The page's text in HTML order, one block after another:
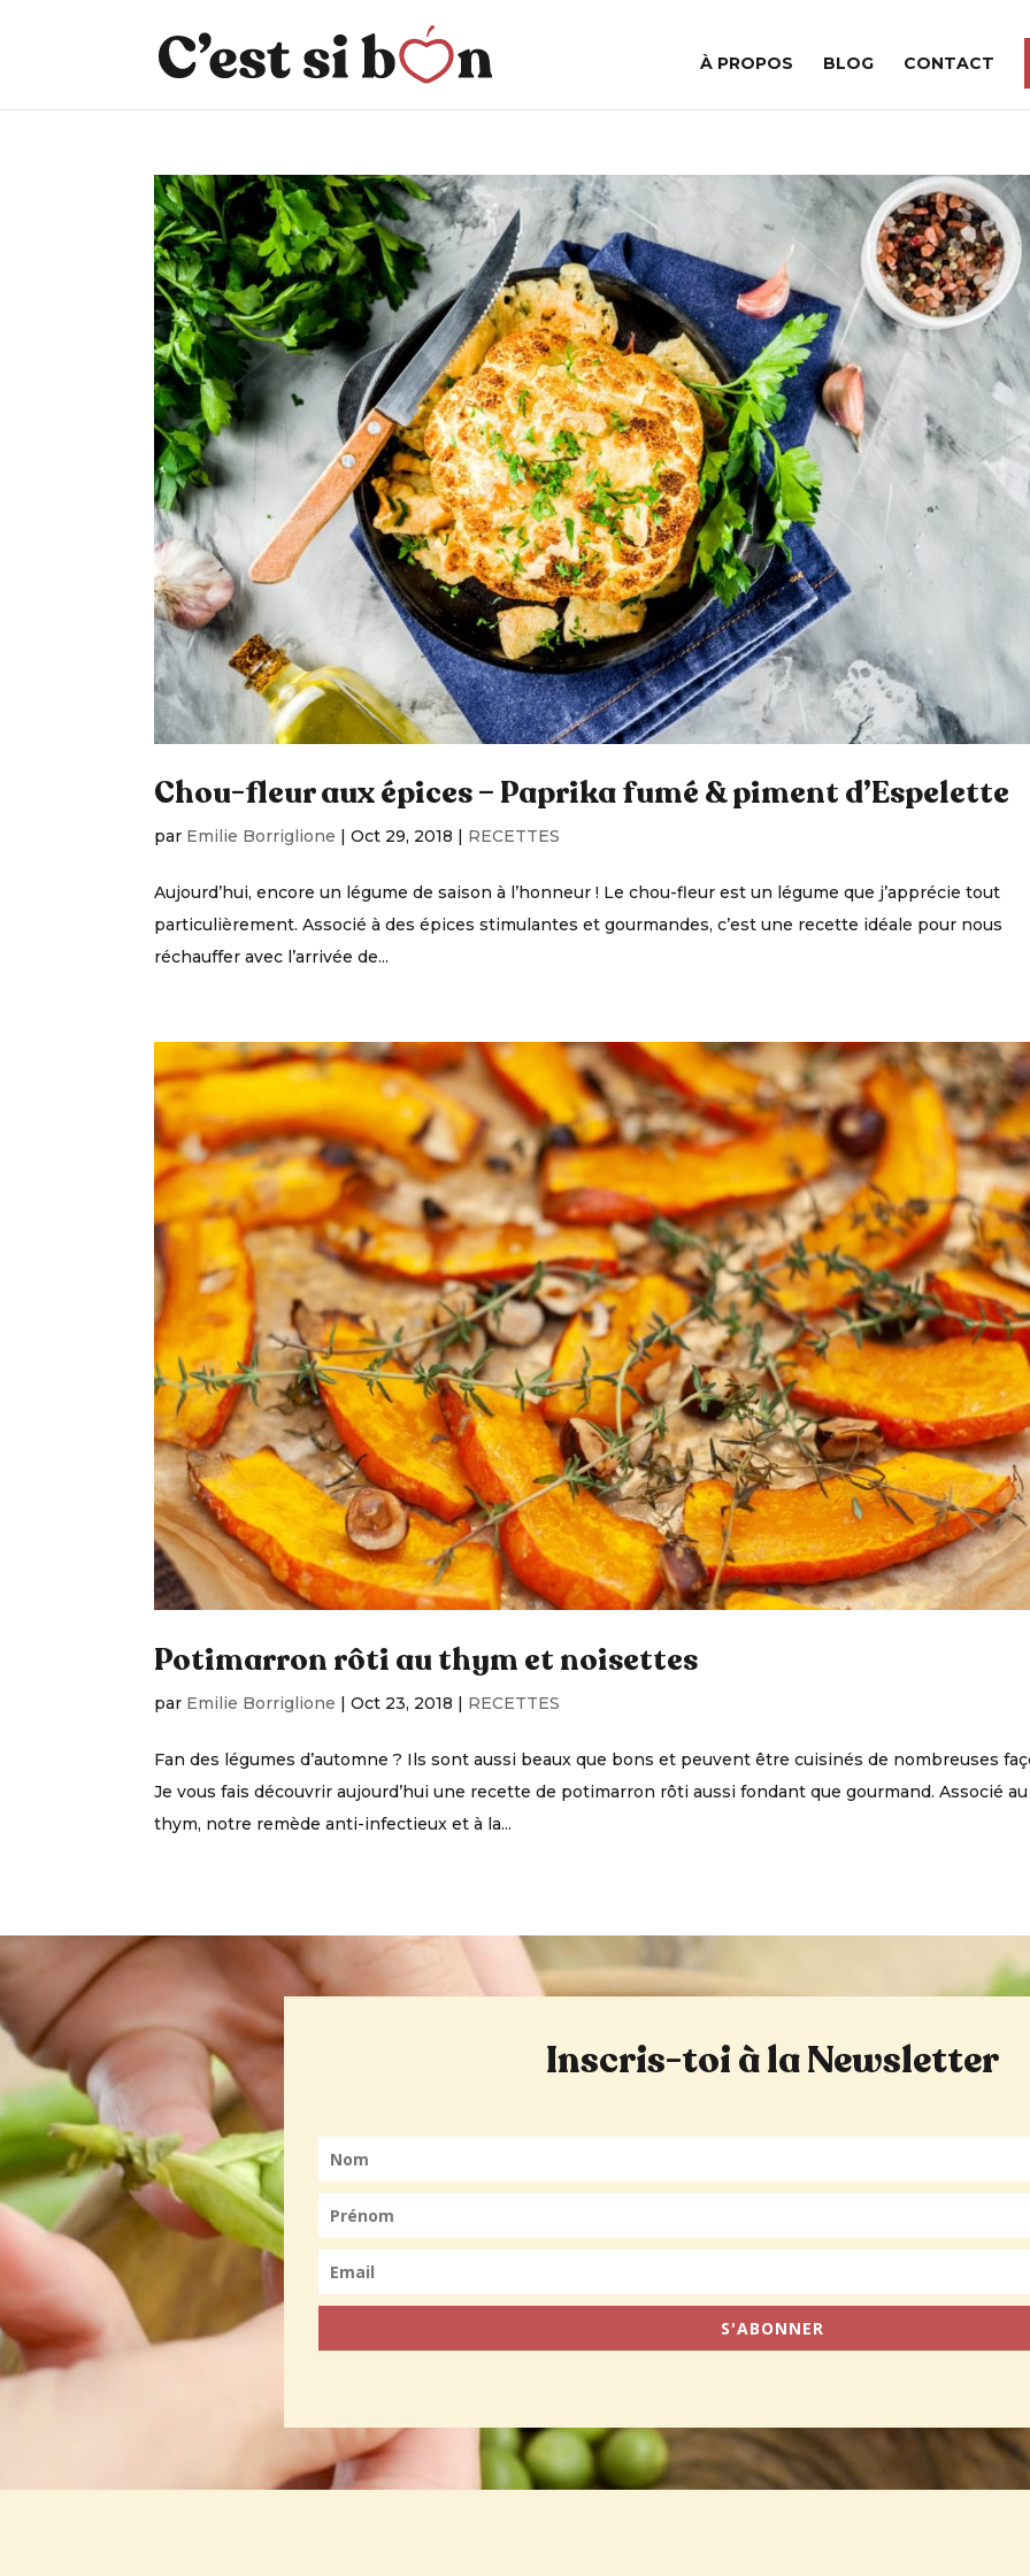
À PROPOS BLOG CONTACT
Chou-fleur aux épices – Paprika fumé & piment d’Espelette
par Emilie Borriglione |Oct 29, 2018 | RECETTES
Aujourd’hui, encore un légume de saison à l’honneur ! Le chou-fleur est un légume que j’apprécie tout
particulièrement. Associé à des épices stimulantes et gourmandes, c’est une recette idéale pour nous
réchauffer avec l’arrivée de...
Potimarron rôti au thym et noisettes
par Emilie Borriglione |Oct 23, 2018 | RECETTES
Fan des légumes d’automne ? Ils sont aussi beaux que bons et peuvent être cuisinés de nombreuses
Je vous fais découvrir aujourd’hui une recette de potimarron rôti aussi fondant que gourmand. Associé au
thym, notre remède anti-infectieux et à la...
Inscris-toi à la Newsletter
S'ABONNER